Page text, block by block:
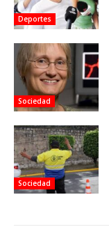
Deportes
Sociedad
Sociedad